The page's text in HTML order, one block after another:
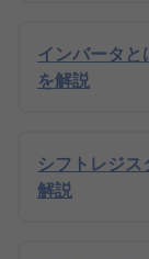
インバータ
を解説
シフトレジ
解説